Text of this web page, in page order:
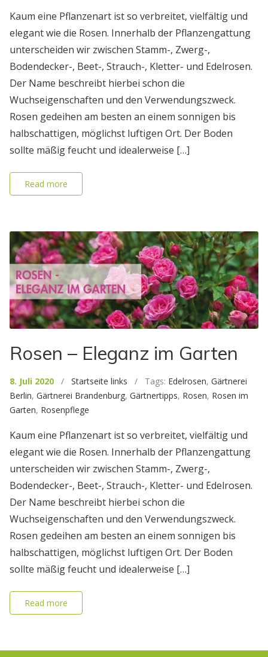
Kaum eine Pflanzenart ist so verbreitet, vielfältig und
elegant wie die Rosen. Innerhalb der Pflanzengattung
unterscheiden wir zwischen Stamm-, Zwerg-,
Bodendecker-, Beet-, Strauch-, Kletter- und Edelrosen.
Der Name beschreibt hierbei schon die
Wuchseigenschaften und den Verwendungszweck.
Rosen gedeihen am besten an einem sonnigen bis
halbschattigen, möglichst luftigen Ort. Der Boden
sollte mäßig feucht und idealerweise […]
Read more
Rosen – Eleganz im Garten
8. Juli 2020 / Startseite links / Tags: Edelrosen, Gärtnerei
Berlin, Gärtnerei Brandenburg, Gärtnertipps, Rosen, Rosen im
Garten, Rosenpflege
Kaum eine Pflanzenart ist so verbreitet, vielfältig und
elegant wie die Rosen. Innerhalb der Pflanzengattung
unterscheiden wir zwischen Stamm-, Zwerg-,
Bodendecker-, Beet-, Strauch-, Kletter- und Edelrosen.
Der Name beschreibt hierbei schon die
Wuchseigenschaften und den Verwendungszweck.
Rosen gedeihen am besten an einem sonnigen bis
halbschattigen, möglichst luftigen Ort. Der Boden
sollte mäßig feucht und idealerweise […]
Read more